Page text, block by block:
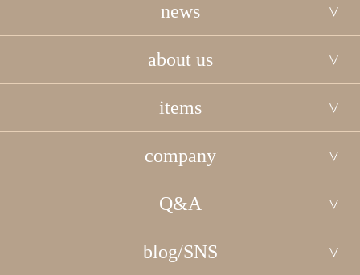
news
about us
items
company
Q&A
blog/SNS